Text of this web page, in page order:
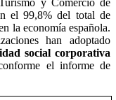
y Comercio de
el 99,8% del total de
la economía española.
han adoptado
social corporativa
el informe de